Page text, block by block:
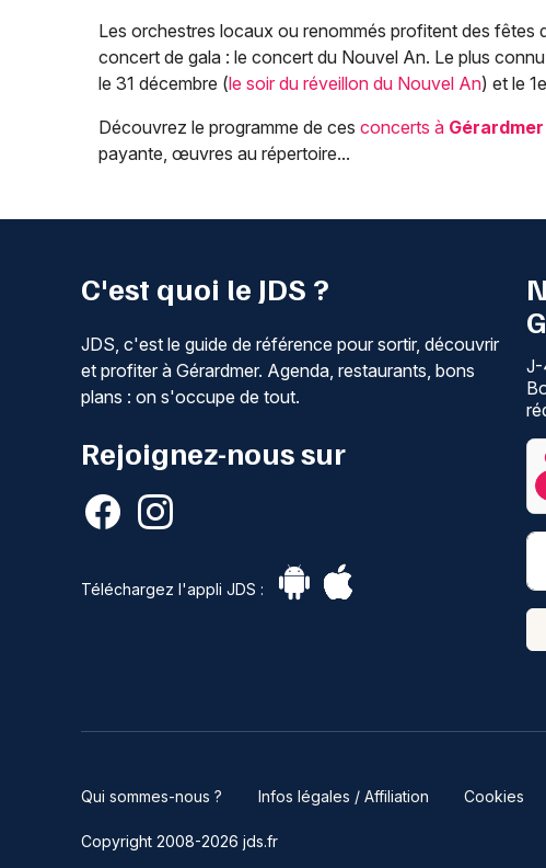
Les orchestres locaux ou renommés profitent des fêtes
concert de gala : le concert du Nouvel An. Le plus
le 31 décembre (le soir du réveillon du Nouvel An) et le
Découvrez le programme de ces concerts à Gérardmer
payante, œuvres au répertoire...
C'est quoi le JDS ?
JDS, c'est le guide de référence pour sortir, découvrir
et profiter à Gérardmer. Agenda, restaurants, bons
plans : on s'occupe de tout.
Rejoignez-nous sur
Téléchargez l'appli JDS :
J-
Qui sommes-nous ? Infos légales / Affiliation Cookies
Copyright 2008-2026 jds.fr